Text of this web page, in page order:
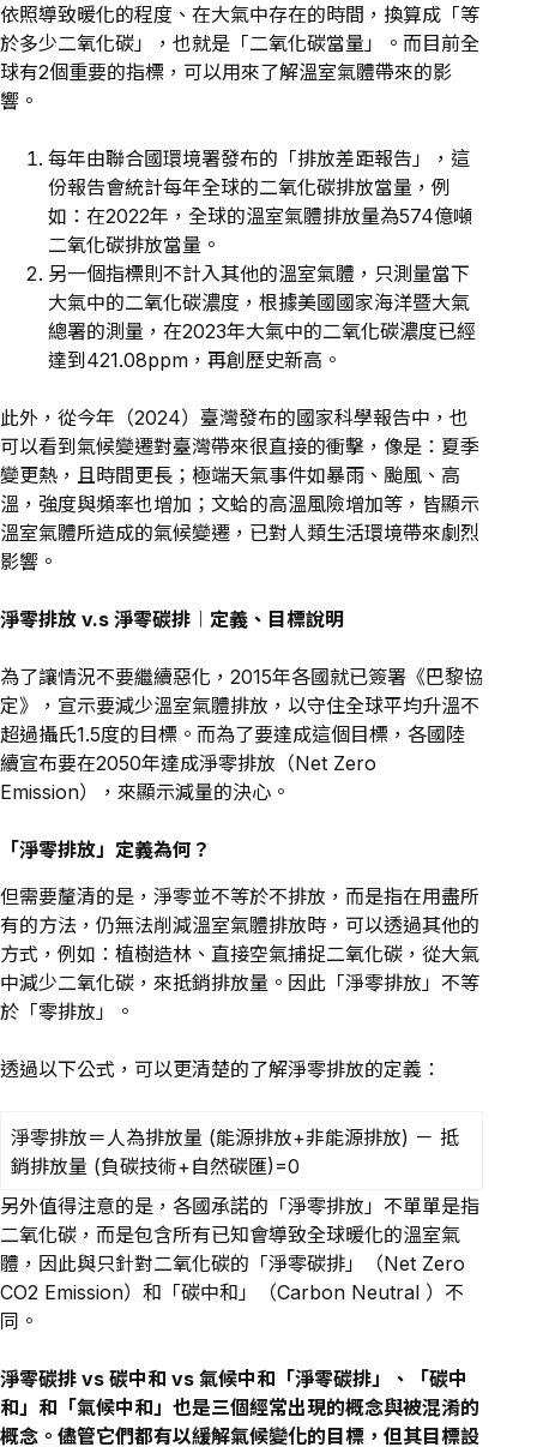
依照導致暖化的程度、在大氣中存在的時間，換算成「等
於多少二氧化碳」，也就是「二氧化碳當量」。而目前全
球有2個重要的指標，可以用來了解溫室氣體帶來的影
響。
每年由聯合國環境署發布的「排放差距報告」，這
份報告會統計每年全球的二氧化碳排放當量，例
如：在2022年，全球的溫室氣體排放量為574億噸
二氧化碳排放當量。
另一個指標則不計入其他的溫室氣體，只測量當下
大氣中的二氧化碳濃度，根據美國國家海洋暨大氣
總署的測量，在2023年大氣中的二氧化碳濃度已經
達到421.08ppm，再創歷史新高。
此外，從今年（2024）臺灣發布的國家科學報告中，也
可以看到氣候變遷對臺灣帶來很直接的衝擊，像是：夏季
變更熱，且時間更長；極端天氣事件如暴雨、颱風、高
溫，強度與頻率也增加；文蛤的高溫風險增加等，皆顯示
溫室氣體所造成的氣候變遷，已對人類生活環境帶來劇烈
影響。
淨零排放 v.s 淨零碳排︱定義、目標說明
為了讓情況不要繼續惡化，2015年各國就已簽署《巴黎協
定》，宣示要減少溫室氣體排放，以守住全球平均升溫不
超過攝氏1.5度的目標。而為了要達成這個目標，各國陸
續宣布要在2050年達成淨零排放（Net Zero
Emission），來顯示減量的決心。
「淨零排放」定義為何？
但需要釐清的是，淨零並不等於不排放，而是指在用盡所
有的方法，仍無法削減溫室氣體排放時，可以透過其他的
方式，例如：植樹造林、直接空氣捕捉二氧化碳，從大氣
中減少二氧化碳，來抵銷排放量。因此「淨零排放」不等
於「零排放」。
透過以下公式，可以更清楚的了解淨零排放的定義：
淨零排放＝人為排放量 (能源排放+非能源排放) － 抵
銷排放量 (負碳技術+自然碳匯)=0
另外值得注意的是，各國承諾的「淨零排放」不單單是指
二氧化碳，而是包含所有已知會導致全球暖化的溫室氣
體，因此與只針對二氧化碳的「淨零碳排」（Net Zero
CO2 Emission）和 「碳中和」
（Carbon Neutral ）不
同。
淨零碳排 vs 碳中和 vs 氣候中和 「淨零碳排」、「碳中
和」和「氣候中和」也是三個經常出現的概念與被混淆的
概念。儘管它們都有以緩解氣候變化的目標，但其目標設